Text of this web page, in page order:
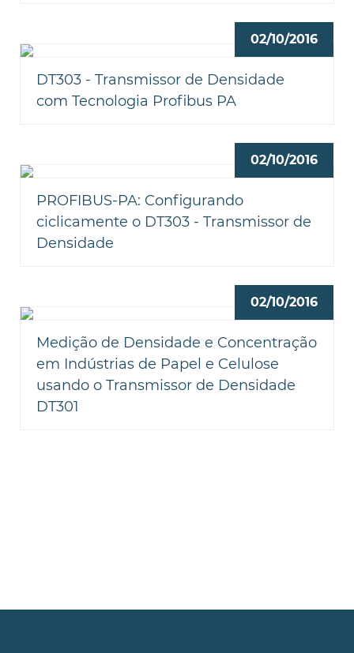
02/10/2016
DT303 - Transmissor de Densidade
com Tecnologia Profibus PA
02/10/2016
PROFIBUS-PA: Configurando
ciclicamente o DT303 - Transmissor de
Densidade
02/10/2016
Medição de Densidade e Concentração
em Indústrias de Papel e Celulose
usando o Transmissor de Densidade
DT301